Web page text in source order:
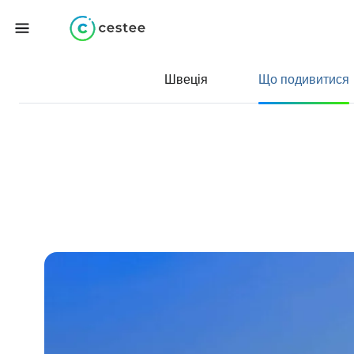
Швеція Що подивитися